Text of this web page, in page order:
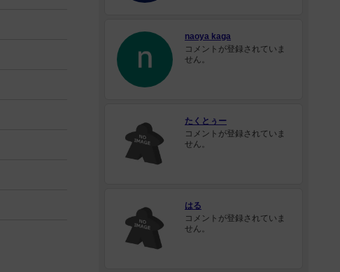
naoya kaga
コメントが登録されていま
せん。
たくとぅー
コメントが登録されていま
せん。
はる
コメントが登録されていま
せん。